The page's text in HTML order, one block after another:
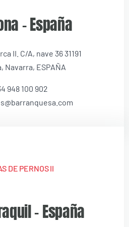
– España
II. C/A, nave 36 31191
Navarra, ESPAÑA
948 100 902
DE PERNOS II
– España